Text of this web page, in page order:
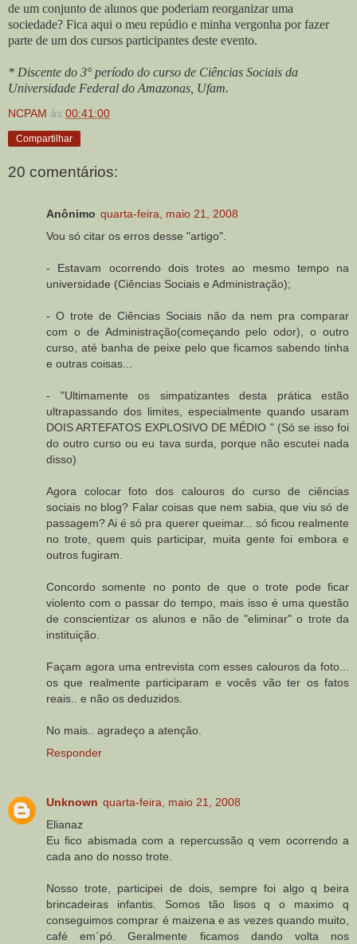
de um conjunto de alunos que poderiam reorganizar uma
sociedade? Fica aqui o meu repúdio e minha vergonha por fazer
parte de um dos cursos participantes deste evento.
* Discente do 3° período do curso de Ciências Sociais da
Universidade Federal do Amazonas, Ufam.
NCPAM às 00:41:00
Compartilhar
20 comentários:
Anônimo quarta-feira, maio 21, 2008
Vou só citar os erros desse "artigo".
- Estavam ocorrendo dois trotes ao mesmo tempo na
universidade (Ciências Sociais e Administração);
- O trote de Ciências Sociais não da nem pra comparar
com o de Administração(começando pelo odor), o outro
curso, até banha de peixe pelo que ficamos sabendo tinha
e outras coisas...
- "Ultimamente os simpatizantes desta prática estão
ultrapassando dos limites, especialmente quando usaram
DOIS ARTEFATOS EXPLOSIVO DE MÉDIO " (Só se isso foi
do outro curso ou eu tava surda, porque não escutei nada
disso)
Agora colocar foto dos calouros do curso de ciências
sociais no blog? Falar coisas que nem sabia, que viu só de
passagem? Ai é só pra querer queimar... só ficou realmente
no trote, quem quis participar, muita gente foi embora e
outros fugiram.
Concordo somente no ponto de que o trote pode ficar
violento com o passar do tempo, mais isso é uma questão
de conscientizar os alunos e não de "eliminar" o trote da
instituição.
Façam agora uma entrevista com esses calouros da foto...
os que realmente participaram e vocês vão ter os fatos
reais.. e não os deduzidos.
No mais.. agradeço a atenção.
Responder
Unknown quarta-feira, maio 21, 2008
Elianaz
Eu fico abismada com a repercussão q vem ocorrendo a
cada ano do nosso trote.
Nosso trote, participei de dois, sempre foi algo q beira
brincadeiras infantis. Somos tão lisos q o maximo q
conseguimos comprar é maizena e as vezes quando muito,
café em´pó. Geralmente ficamos dando volta nos